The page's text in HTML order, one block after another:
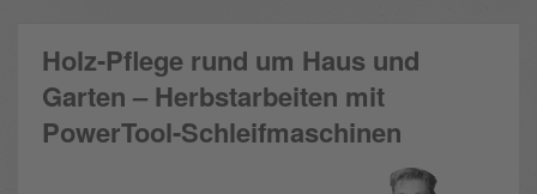
Holz-Pflege rund um Haus und
Garten – Herbstarbeiten mit
PowerTool-Schleifmaschinen